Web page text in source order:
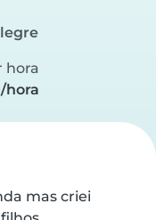
hora
hora
mas criei